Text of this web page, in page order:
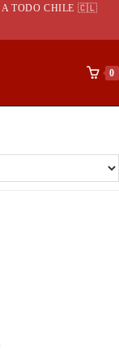
A TODO CHILE 🇨🇱
0